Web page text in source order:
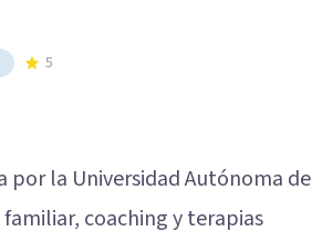
5
por la Universidad Autónoma de
coaching y terapias